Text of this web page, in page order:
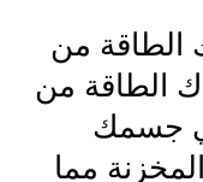
من
الطاقة من
جسمك
مما